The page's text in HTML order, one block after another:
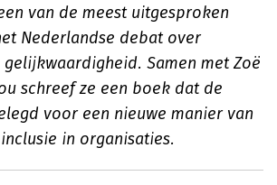
van de meest uitgesproken
Nederlandse debat over
Samen met Zoë
schreef ze een boek dat de
voor een nieuwe manier van
in organisaties.